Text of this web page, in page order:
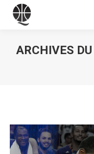
ARCHIVES